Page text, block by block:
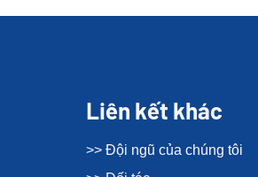
Liên kết khác
>> Đội ngũ của chúng tôi